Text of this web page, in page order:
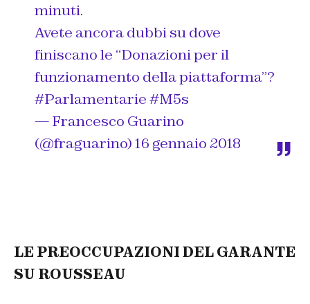
minuti.
Avete ancora dubbi su dove
finiscano le “Donazioni per il
funzionamento della piattaforma”?
#Parlamentarie#M5s
— Francesco Guarino
(@fraguarino)16 gennaio 2018
LE PREOCCUPAZIONI DEL GARANTE
SU ROUSSEAU